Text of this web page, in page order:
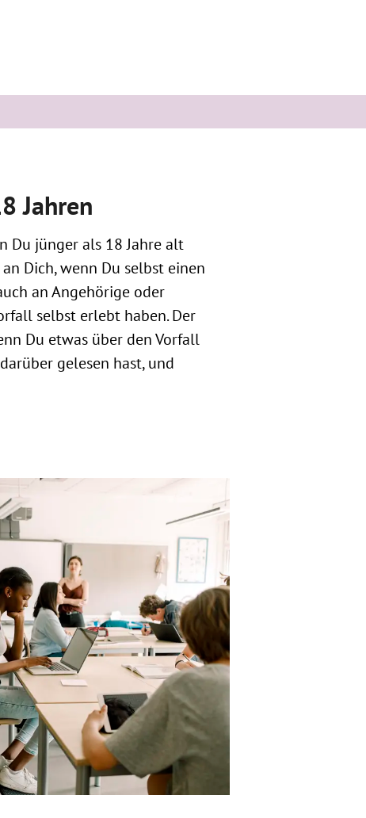
Jahren
Du jünger als 18 Jahre alt
Dich, wenn Du selbst einen
an Angehörige oder
selbst erlebt haben. Der
Du etwas über den Vorfall
gelesen hast, und